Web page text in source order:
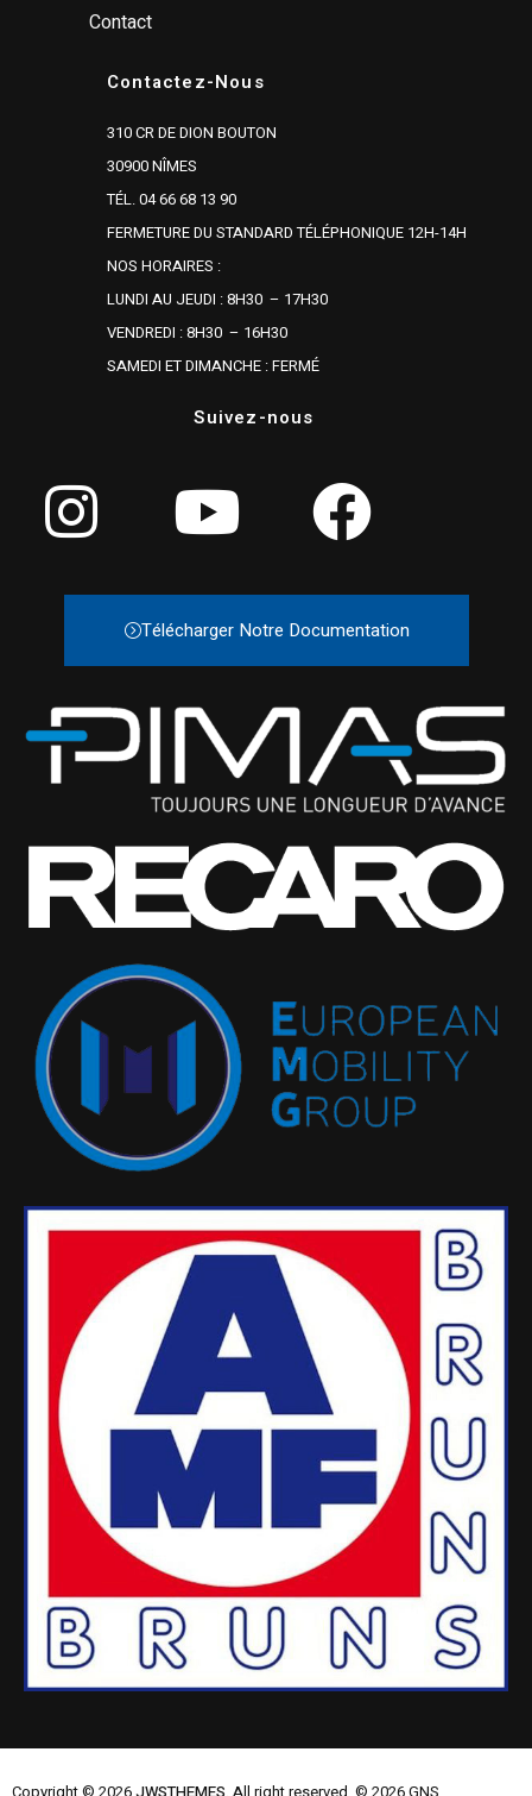
Contact
Contactez-Nous
310 CR DE DION BOUTON
30900 NÎMES
TÉL. 04 66 68 13 90
FERMETURE DU STANDARD TÉLÉPHONIQUE 12H-14H
NOS HORAIRES :
LUNDI AU JEUDI : 8H30 – 17H30
VENDREDI : 8H30 – 16H30
SAMEDI ET DIMANCHE : FERMÉ
Suivez-nous
Télécharger Notre Documentation